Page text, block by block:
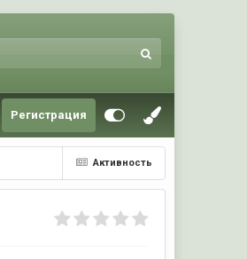
Регистрация
Активность